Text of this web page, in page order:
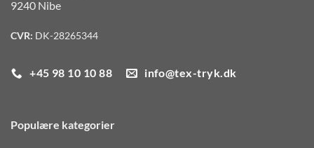
9240 Nibe
CVR: DK-28265344
+45 98 10 10 88 info@tex-tryk.dk
Populære kategorier